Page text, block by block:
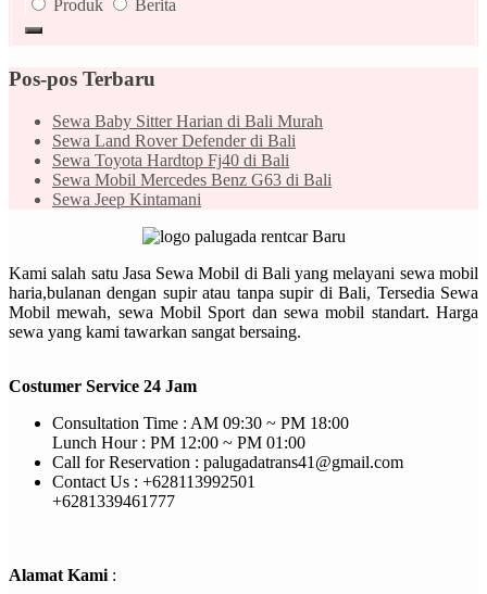
Produk Berita
Pos-pos Terbaru
Sewa Baby Sitter Harian di Bali Murah
Sewa Land Rover Defender di Bali
Sewa Toyota Hardtop Fj40 di Bali
Sewa Mobil Mercedes Benz G63 di Bali
Sewa Jeep Kintamani
Kami salah satu Jasa Sewa Mobil di Bali yang melayani sewa mobil
haria,bulanan dengan supir atau tanpa supir di Bali, Tersedia Sewa
Mobil mewah, sewa Mobil Sport dan sewa mobil standart. Harga
sewa yang kami tawarkan sangat bersaing.
Costumer Service 24 Jam
Consultation Time : AM 09:30 ~ PM 18:00
Lunch Hour : PM 12:00 ~ PM 01:00
Call for Reservation : palugadatrans41@gmail.com
Contact Us : +628113992501
+6281339461777
Alamat Kami :